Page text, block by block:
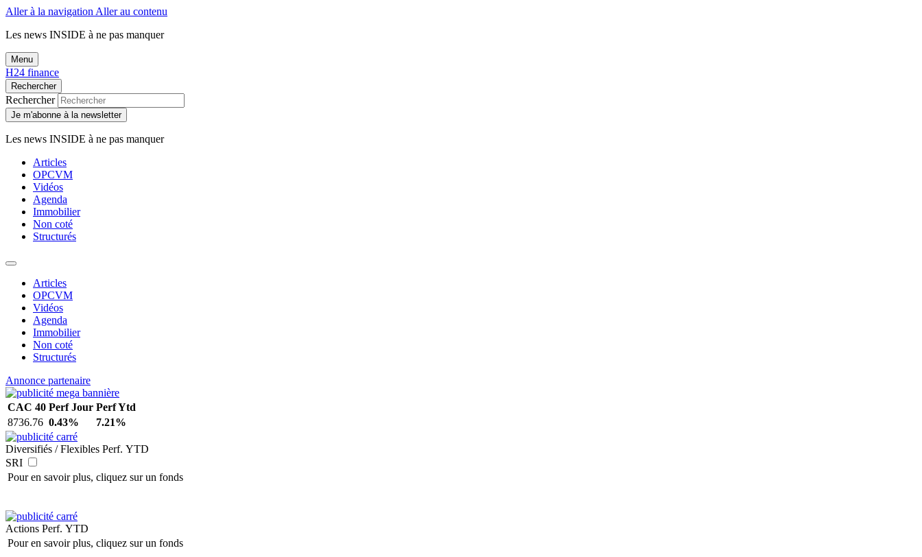
Aller à la navigation Aller au contenu
Les news INSIDE à ne pas manquer
Menu
H24 finance
Rechercher
Rechercher
Je m'abonne à la newsletter
Les news INSIDE à ne pas manquer
Articles
OPCVM
Vidéos
Agenda
Immobilier
Non coté
Structurés
Articles
OPCVM
Vidéos
Agenda
Immobilier
Non coté
Structurés
Annonce partenaire
CAC 40 Perf Jour Perf Ytd
8736.76 0.43% 7.21%
Diversifiés / Flexibles Perf. YTD
SRI
Pour en savoir plus, cliquez sur un fonds
Actions Perf. YTD
Pour en savoir plus, cliquez sur un fonds